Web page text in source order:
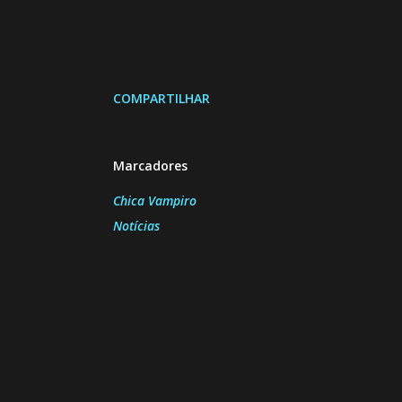
COMPARTILHAR
Marcadores
Chica Vampiro
Notícias